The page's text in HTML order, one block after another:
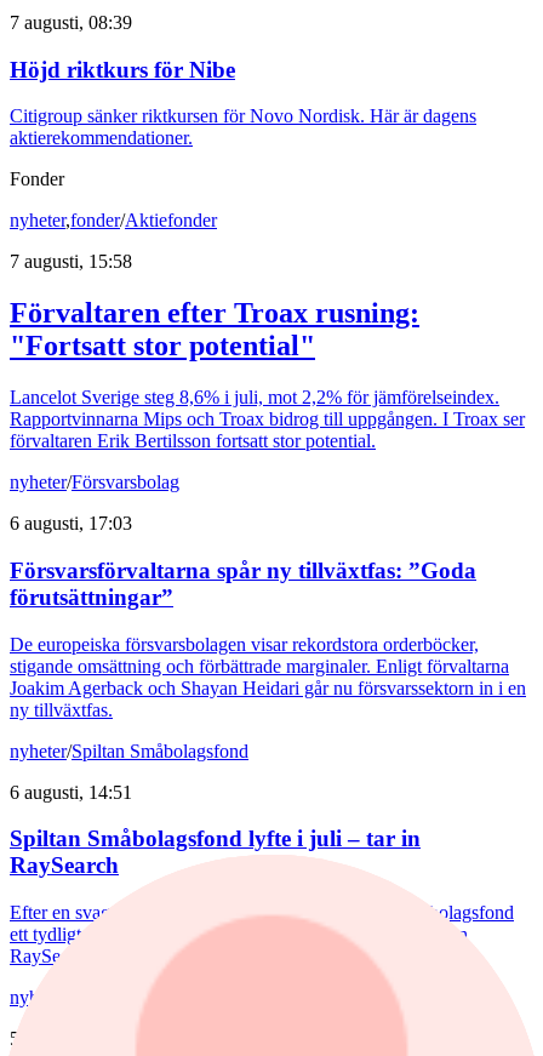
7 augusti, 08:39
Höjd riktkurs för Nibe
Citigroup sänker riktkursen för Novo Nordisk. Här är dagens
aktierekommendationer.
Fonder
nyheter,fonder/Aktiefonder
7 augusti, 15:58
Förvaltaren efter Troax rusning:
"Fortsatt stor potential"
Lancelot Sverige steg 8,6% i juli, mot 2,2% för jämförelseindex.
Rapportvinnarna Mips och Troax bidrog till uppgången. I Troax ser
förvaltaren Erik Bertilsson fortsatt stor potential.
nyheter/Försvarsbolag
6 augusti, 17:03
Försvarsförvaltarna spår ny tillväxtfas: ”Goda
förutsättningar”
De europeiska försvarsbolagen visar rekordstora orderböcker,
stigande omsättning och förbättrade marginaler. Enligt förvaltarna
Joakim Agerback och Shayan Heidari går nu försvarssektorn in i en
ny tillväxtfas.
nyheter/Spiltan Småbolagsfond
6 augusti, 14:51
Spiltan Småbolagsfond lyfte i juli – tar in
RaySearch
Efter en svagare utveckling hittills i år fick Spiltan Småbolagsfond
ett tydligt lyft i juli. Mips bidrog mest till uppgången, medan
RaySearch Laboratories är ett nytt innehav i fonden.
nyheter
Aktiefonder
5 augusti, 15:06